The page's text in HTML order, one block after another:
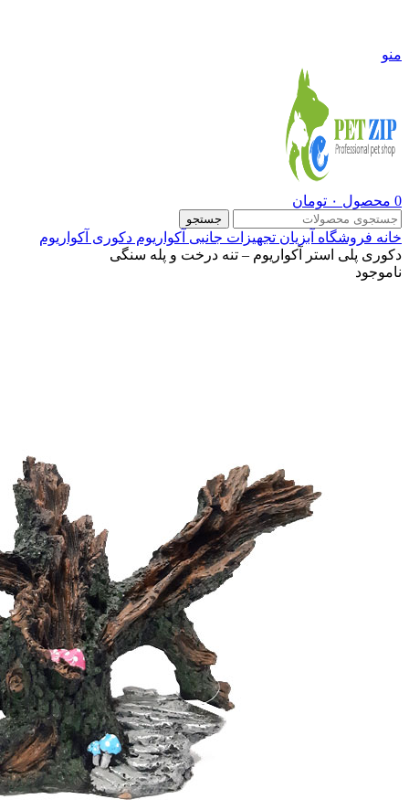
منو
0 محصول ۰ تومان
جستجو
خانه فروشگاه آبزیان تجهیزات جانبی آکواریوم دکوری آکواریوم
دکوری پلی استر آکواریوم – تنه درخت و پله سنگی
ناموجود